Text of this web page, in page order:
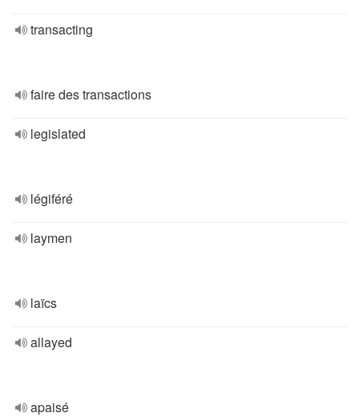
transacting
faire des transactions
legislated
légiféré
laymen
laïcs
allayed
apaisé